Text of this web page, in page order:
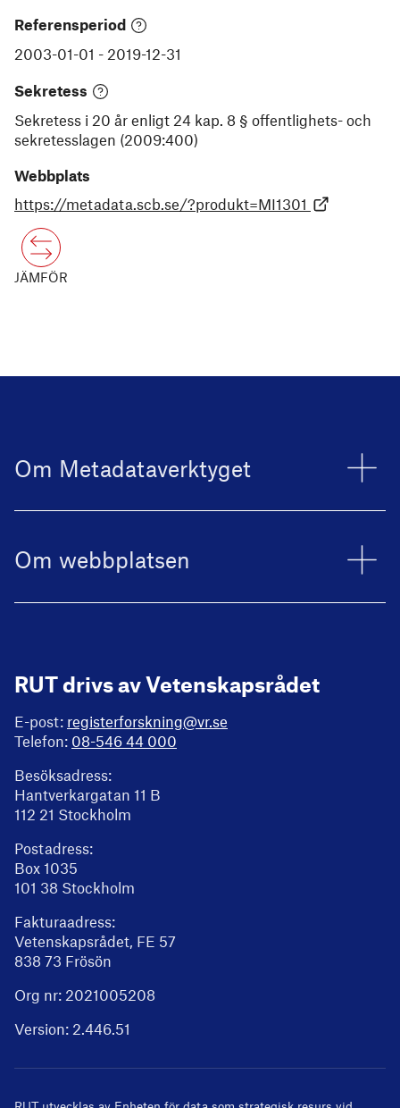
Referensperiod
2003-01-01 - 2019-12-31
Sekretess
Sekretess i 20 år enligt 24 kap. 8 § offentlighets- och
sekretesslagen (2009:400)
Webbplats
https://metadata.scb.se/?produkt=MI1301
JÄMFÖR
Om Metadataverktyget
Om webbplatsen
RUT drivs av Vetenskapsrådet
E-post: registerforskning@vr.se
Telefon: 08-546 44 000
Besöksadress:
Hantverkargatan 11 B
112 21 Stockholm
Postadress:
Box 1035
101 38 Stockholm
Fakturaadress:
Vetenskapsrådet, FE 57
838 73 Frösön
Org nr: 2021005208
Version: 2.446.51